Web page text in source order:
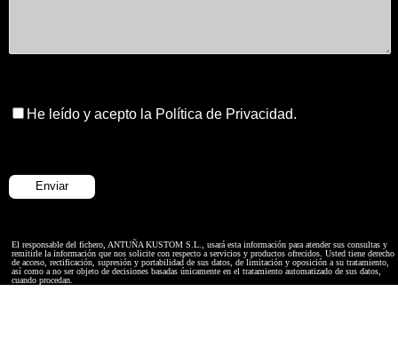
He leído y acepto la Política de Privacidad.
El responsable del fichero, ANTUÑA KUSTOM S.L., usará esta información para atender sus consultas y
remitirle la información que nos solicite con respecto a servicios y productos ofrecidos. Usted tiene derecho
de acceso, rectificación, supresión y portabilidad de sus datos, de limitación y oposición a su tratamiento,
así como a no ser objeto de decisiones basadas únicamente en el tratamiento automatizado de sus datos,
cuando procedan.